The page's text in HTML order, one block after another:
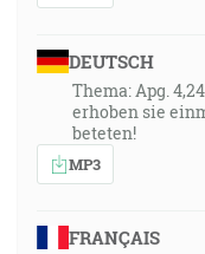
DEUTSCH
Thema: Apg.
erhoben sie
beteten!
MP3
FRANÇAIS